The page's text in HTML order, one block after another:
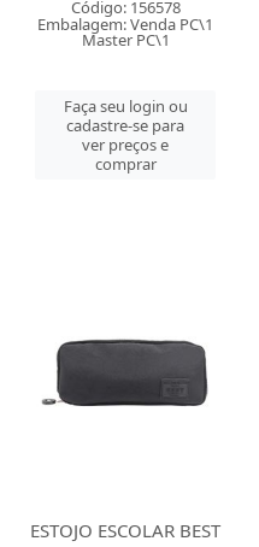
Código: 156578
Embalagem: Venda PC\1
Master PC\1
Faça seu login ou
cadastre-se para
ver preços e
comprar
ESTOJO ESCOLAR BEST